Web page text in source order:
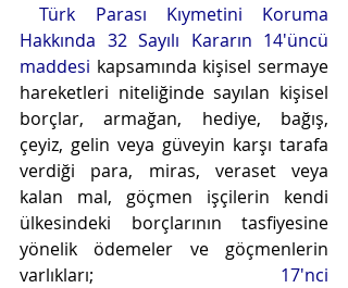
Türk Parası Kıymetini Koruma
Hakkında 32 Sayılı Kararın 14'üncü
maddesi kapsamında kişisel sermaye
hareketleri niteliğinde sayılan kişisel
borçlar, armağan, hediye, bağış,
çeyiz, gelin veya güveyin karşı tarafa
verdiği para, miras, veraset veya
kalan mal, göçmen işçilerin kendi
ülkesindeki borçlarının tasfiyesine
yönelik ödemeler ve göçmenlerin
varlıkları; 17'nci